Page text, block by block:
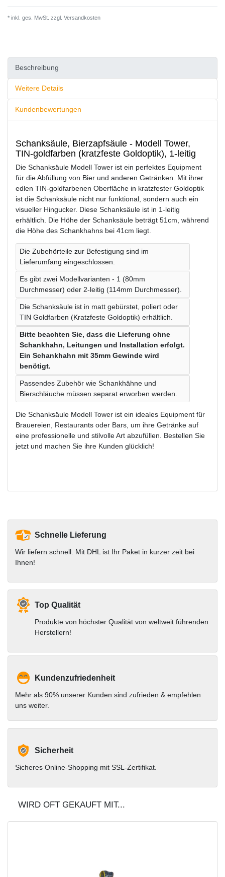
* inkl. ges. MwSt. zzgl. Versandkosten
Beschreibung
Weitere Details
Kundenbewertungen
Schanksäule, Bierzapfsäule - Modell Tower,
TIN-goldfarben (kratzfeste Goldoptik), 1-leitig
Die Schanksäule Modell Tower ist ein perfektes Equipment
für die Abfüllung von Bier und anderen Getränken. Mit ihrer
edlen TIN-goldfarbenen Oberfläche in kratzfester Goldoptik
ist die Schanksäule nicht nur funktional, sondern auch ein
visueller Hingucker. Diese Schanksäule ist in 1-leitig
erhältlich. Die Höhe der Schanksäule beträgt 51cm, während
die Höhe des Schankhahns bei 41cm liegt.
Die Zubehörteile zur Befestigung sind im
Lieferumfang eingeschlossen.
Es gibt zwei Modellvarianten - 1 (80mm
Durchmesser) oder 2-leitig (114mm Durchmesser).
Die Schanksäule ist in matt gebürstet, poliert oder
TIN Goldfarben (Kratzfeste Goldoptik) erhältlich.
Bitte beachten Sie, dass die Lieferung ohne
Schankhahn, Leitungen und Installation erfolgt.
Ein Schankhahn mit 35mm Gewinde wird
benötigt.
Passendes Zubehör wie Schankhähne und
Bierschläuche müssen separat erworben werden.
Die Schanksäule Modell Tower ist ein ideales Equipment für
Brauereien, Restaurants oder Bars, um ihre Getränke auf
eine professionelle und stilvolle Art abzufüllen. Bestellen Sie
jetzt und machen Sie ihre Kunden glücklich!
Schnelle Lieferung
Wir liefern schnell. Mit DHL ist Ihr Paket in kurzer zeit bei
Ihnen!
Top Qualität
Produkte von höchster Qualität von weltweit führenden
Herstellern!
Kundenzufriedenheit
Mehr als 90% unserer Kunden sind zufrieden & empfehlen
uns weiter.
Sicherheit
Sicheres Online-Shopping mit SSL-Zertifikat.
WIRD OFT GEKAUFT MIT...